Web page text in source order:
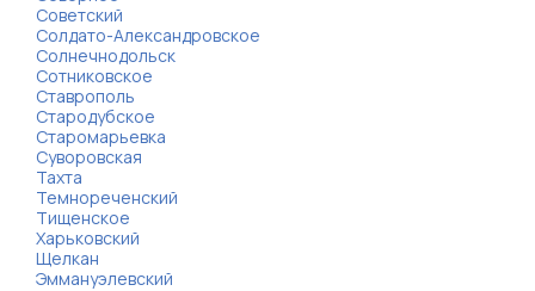
Советский
Солдато-Александровское
Солнечнодольск
Сотниковское
Ставрополь
Стародубское
Старомарьевка
Суворовская
Тахта
Темнореченский
Тищенское
Харьковский
Щелкан
Эммануэлевский